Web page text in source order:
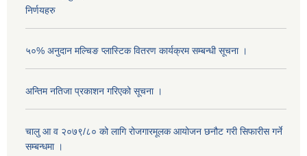
निर्णयहरु
५०% अनुदान मल्चिङ प्लास्टिक वितरण कार्यक्रम सम्बन्धी सूचना ।
अन्तिम नतिजा प्रकाशन गरिएको सूचना ।
चालु आ व २०७९/८० को लागि रोजगारमूलक आयोजन छनौट गरी सिफारीस गर्ने
सम्बन्धमा ।